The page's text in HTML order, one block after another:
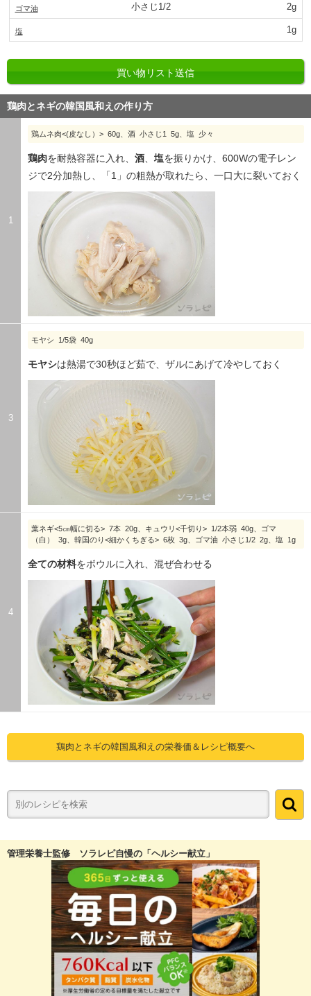
ゴマ油 小さじ1/2 2g
塩 1g
買い物リスト送信
鶏肉とネギの韓国風和えの作り方
1
鶏ムネ肉<(皮なし）> 60g、酒 小さじ1 5g、塩 少々
鶏肉を耐熱容器に入れ、 酒 塩を振りかけ、600Wの電子レン
ジで2分加熱し、「1」の粗熱が取れたら、一口大に裂いておく
3
モヤシ 1/5袋 40g
モヤシは熱湯で30秒ほど茹で、ザルにあげて冷やしておく
4
葉ネギ<5㎝幅に切る> 7本 20g、キュウリ<千切り> 1/2本弱 40g、ゴマ
（白） 3g、韓国のり<細かくちぎる> 6枚 3g、ゴマ油 小さじ1/2 2g、塩 1g
全ての材料をボウルに入れ、混ぜ合わせる
鶏肉とネギの韓国風和えの栄養価＆レシピ概要へ
管理栄養士監修 ソラレピ自慢の「ヘルシー献立」